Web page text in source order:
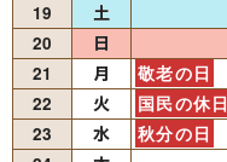
19
20
21
敬老の日
22
国民の休日
23
秋分の日